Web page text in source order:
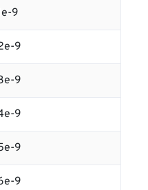
9
9
9
9
9
9